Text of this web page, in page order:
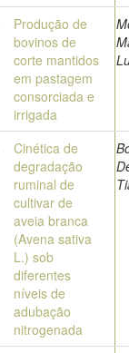
Produção de
bovinos de
corte mantidos
em pastagem
consorciada e
irrigada
Cinética de
degradação
ruminal de
cultivar de
aveia branca
(Avena sativa
L.) sob
diferentes
níveis de
adubação
nitrogenada